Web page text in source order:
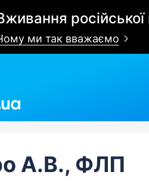
ми так вважаємо
А.В., ФЛП